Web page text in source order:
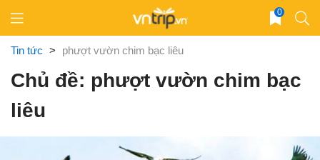
content
0
Tin tức > phượt vườn chim bạc liêu
Chủ đề: phượt vườn chim bạc
liêu